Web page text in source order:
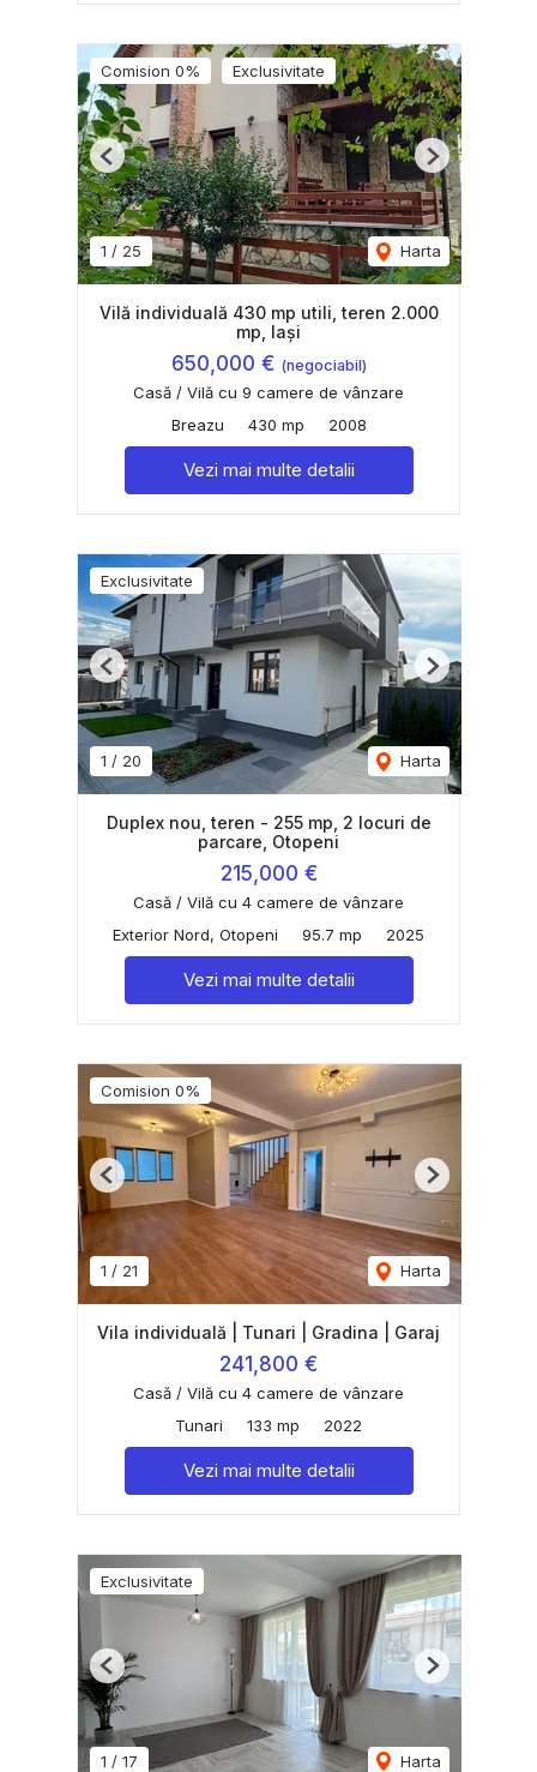
Comision 0% Exclusivitate
1 / 25 Harta
Previous Next
Vilă individuală 430 mp utili, teren 2.000
mp, Iași
650,000 € (negociabil)
Casă / Vilă cu 9 camere de vânzare
Breazu
430 mp 2008
Vezi mai multe detalii
Exclusivitate
1 / 20 Harta
Previous Next
Duplex nou, teren - 255 mp, 2 locuri de
parcare, Otopeni
215,000 €
Casă / Vilă cu 4 camere de vânzare
Exterior Nord, Otopeni
95.7 mp 2025
Vezi mai multe detalii
Comision 0%
1 / 21 Harta
Previous Next
Vila individuală | Tunari | Gradina | Garaj
241,800 €
Casă / Vilă cu 4 camere de vânzare
Tunari
133 mp 2022
Vezi mai multe detalii
Exclusivitate
1 / 17 Harta
Previous Next